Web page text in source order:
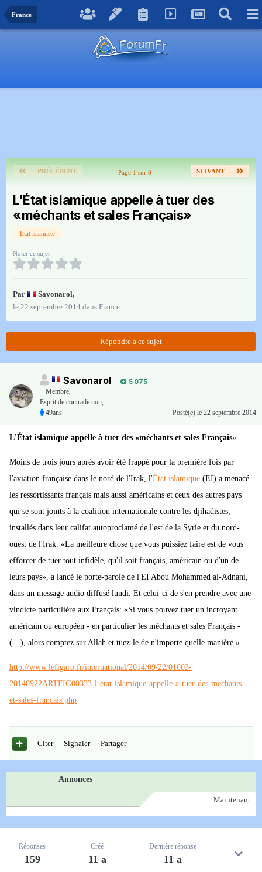
France
PRÉCÉDENT SUIVANT
Page 1 sur 8
L'État islamique appelle à tuer des
«méchants et sales Français»
Etat islamiste
Noter ce sujet
Par Savonarol,
le 22 septembre 2014 dans France
Répondre à ce sujet
Savonarol
5 075
Membre,
Esprit de contradiction,
49ans
Posté(e) le 22 septembre 2014
L'État islamique appelle à tuer des «méchants et sales Français»
Moins de trois jours après avoir été frappé pour la première fois par
l'aviation française dans le nord de l'Irak, l'État islamique (EI) a menacé
les ressortissants français mais aussi américains et ceux des autres pays
qui se sont joints à la coalition internationale contre les djihadistes,
installés dans leur califat autoproclamé de l'est de la Syrie et du nord-
ouest de l'Irak. «La meilleure chose que vous puissiez faire est de vous
efforcer de tuer tout infidèle, qu'il soit français, américain ou d'un de
leurs pays», a lancé le porte-parole de l'EI Abou Mohammed al-Adnani,
dans un message audio diffusé lundi. Et celui-ci de s'en prendre avec une
vindicte particulière aux Français: «Si vous pouvez tuer un incroyant
américain ou européen - en particulier les méchants et sales Français -
(…), alors comptez sur Allah et tuez-le de n'importe quelle manière.»
http://www.lefigaro.fr/international/2014/09/22/01003-
20140922ARTFIG00333-l-etat-islamique-appelle-a-tuer-des-mechants-
et-sales-francais.php
Citer Signaler Partager
Annonces
Maintenant
Réponses
159
Créé
11 a
Dernière réponse
11 a